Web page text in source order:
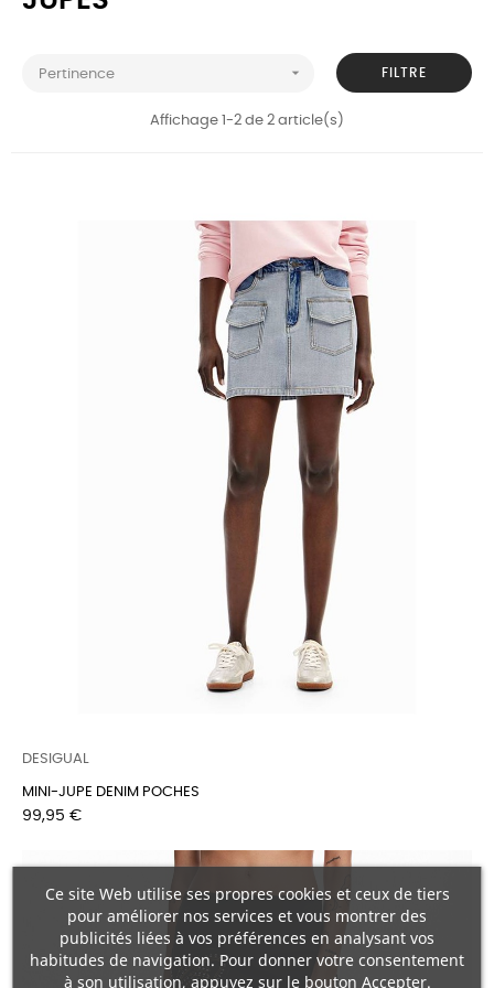
Pertinence  FILTRE
Affichage 1-2 de 2 article(s)
DESIGUAL
MINI-JUPE DENIM POCHES
Prix
99,95 €
Ce site Web utilise ses propres cookies et ceux de tiers
pour améliorer nos services et vous montrer des
publicités liées à vos préférences en analysant vos
habitudes de navigation. Pour donner votre consentement
à son utilisation, appuyez sur le bouton Accepter.